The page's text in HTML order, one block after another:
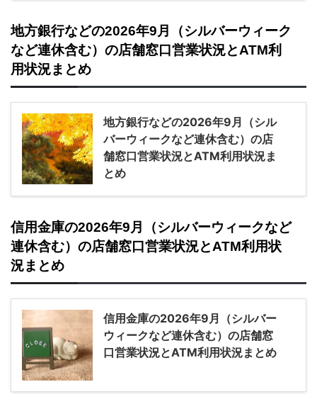
地方銀行などの2026年9月（シルバーウィーク
など連休含む）の店舗窓口営業状況とATM利
用状況まとめ
地方銀行などの2026年9月（シル
バーウィークなど連休含む）の店
舗窓口営業状況とATM利用状況ま
とめ
信用金庫の2026年9月（シルバーウィークなど
連休含む）の店舗窓口営業状況とATM利用状
況まとめ
信用金庫の2026年9月（シルバー
ウィークなど連休含む）の店舗窓
口営業状況とATM利用状況まとめ